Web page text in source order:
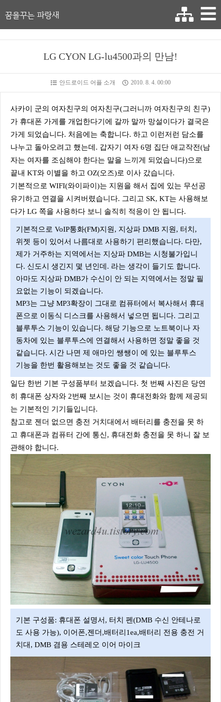
꿈을꾸는 파랑새
LG CYON LG-lu4500과의 만남!
안드로이드 어플 소개 2010. 8. 4. 00:00
사카이 군의 여자친구의 여자친구(그러니까 여자친구의 친구)
가 휴대폰 가게를 개업한다기에 갈까 말까 망설이다가 결국은
가게 되었습니다. 처음에는 축합니다. 하고 이런저런 담소를
나누고 돌아오려고 했는데. 갑자기 여자 6명 집단 애교작전(남
자는 여자를 조심해야 한다는 말을 느끼게 되었습니다)으로
끝내 KT와 이별을 하고 OZ(오즈)로 이사 갔습니다.
기본적으로 WIFI(와이파이)는 지원을 해서 집에 있는 무선공
유기하고 연결을 시켜버렸습니다. 그리고 SK, KT는 사용해보
다가 LG 쪽을 사용하다 보니 솔직히 적응이 안 됩니다.
기본적으로 VoIP통화(FM)지원, 지상파 DMB 지원, 터치,
위젯 등이 있어서 나름대로 사용하기 편리했습니다. 다만,
제가 거주하는 지역에서는 지상파 DMB는 시청불가입니
다. 신도시 생긴지 몇 년인데. 라는 생각이 들기도 합니다.
아마도 지상파 DMB가 수신이 안 되는 지역에서는 정말 필
요없는 기능이 되겠습니다.
MP3는 그냥 MP3확장이 그대로 컴퓨터에서 복사해서 휴대
폰으로 이동식 디스크를 사용해서 넣으면 됩니다. 그리고
블루투스 기능이 있습니다. 해당 기능으로 노트북이나 자
동차에 있는 블루투스에 연결해서 사용하면 정말 좋을 것
같습니다. 시간 나면 제 애마인 쌩쌩이 에 있는 블루투스
기능을 한번 활용해보는 것도 좋을 것 같습니다.
일단 한번 기본 구성품부터 보겠습니다. 첫 번째 사진은 당연
히 휴대폰 상자와 2번째 보시는 것이 휴대전화와 함께 제공되
는 기본적인 기기들입니다.
참고로 젠더 없으면 충전 거치대에서 배터리를 충전을 못 하
고 휴대폰과 컴퓨터 간에 통신, 휴대전화 충전을 못 하니 잘 보
관해야 합니다.
기본 구성품: 휴대폰 설명서, 터치 펜(DMB 수신 안테나로
도 사용 가능), 이어폰,젠더,배터리1ea,배터리 전용 충전 거
치대, DMB 겸용 스테레오 이어 마이크